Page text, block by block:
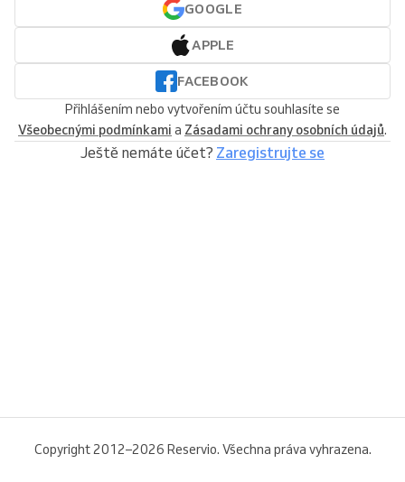
GOOGLE
APPLE
FACEBOOK
Přihlášením nebo vytvořením účtu souhlasíte se
Všeobecnými podmínkami a Zásadami ochrany osobních údajů.
Ještě nemáte účet? Zaregistrujte se
Copyright 2012–2026 Reservio. Všechna práva vyhrazena.